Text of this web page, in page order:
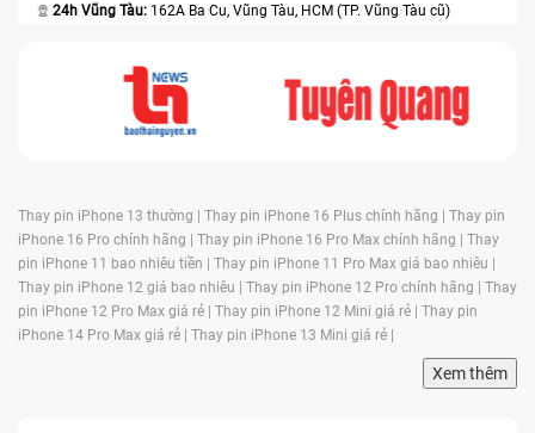
24h Vũng Tàu: 162A Ba Cu, Vũng Tàu, HCM (TP. Vũng Tàu cũ)
Thay pin iPhone 13 thường | Thay pin iPhone 16 Plus chính hãng | Thay pin
iPhone 16 Pro chính hãng | Thay pin iPhone 16 Pro Max chính hãng | Thay
pin iPhone 11 bao nhiêu tiền | Thay pin iPhone 11 Pro Max giá bao nhiêu |
Thay pin iPhone 12 giá bao nhiêu | Thay pin iPhone 12 Pro chính hãng | Thay
pin iPhone 12 Pro Max giá rẻ | Thay pin iPhone 12 Mini giá rẻ | Thay pin
iPhone 14 Pro Max giá rẻ | Thay pin iPhone 13 Mini giá rẻ |
Xem thêm